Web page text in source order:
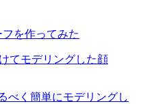
フを作ってみた
べく簡単にモデリングし